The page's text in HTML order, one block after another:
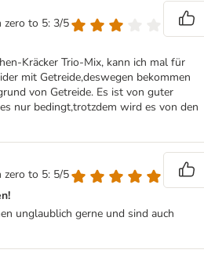
zero to 5: 3/5
Kräcker Trio-Mix, kann ich mal für
mit Getreide,deswegen bekommen
von Getreide. Es ist von guter
nur bedingt,trotzdem wird es von den
zero to 5: 5/5
unglaublich gerne und sind auch